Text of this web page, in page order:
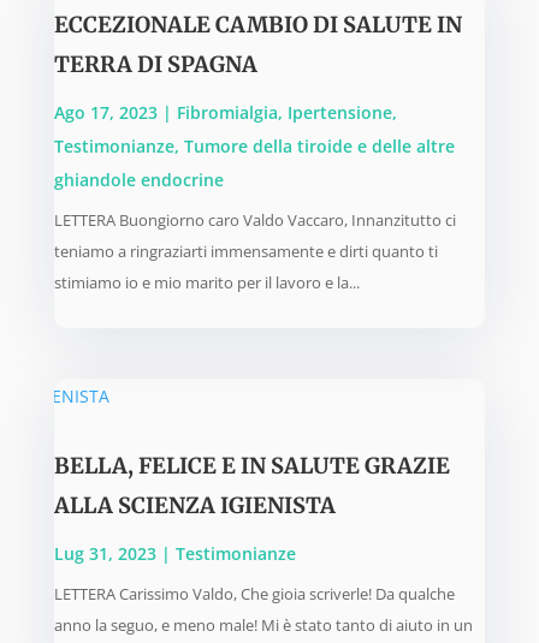
ECCEZIONALE CAMBIO DI SALUTE IN
TERRA DI SPAGNA
Ago 17, 2023| Fibromialgia, Ipertensione,
Testimonianze, Tumore della tiroide e delle altre
ghiandole endocrine
LETTERA Buongiorno caro Valdo Vaccaro, Innanzitutto ci
teniamo a ringraziarti immensamente e dirti quanto ti
stimiamo io e mio marito per il lavoro e la...
BELLA, FELICE E IN SALUTE GRAZIE
ALLA SCIENZA IGIENISTA
Lug 31, 2023| Testimonianze
LETTERA Carissimo Valdo, Che gioia scriverle! Da qualche
anno la seguo, e meno male! Mi è stato tanto di aiuto in un